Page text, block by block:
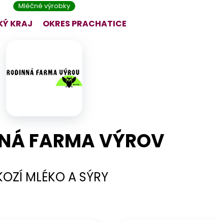
Mléčné výrobky
KRAJ OKRES PRACHATICE
FARMA VÝROV
MLÉKO A SÝRY